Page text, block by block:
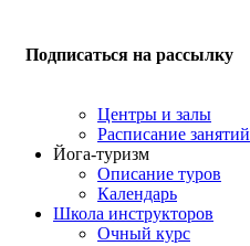
Подписаться на рассылку
Центры и залы
Расписание занятий
Йога-туризм
Описание туров
Календарь
Школа инструкторов
Очный курс